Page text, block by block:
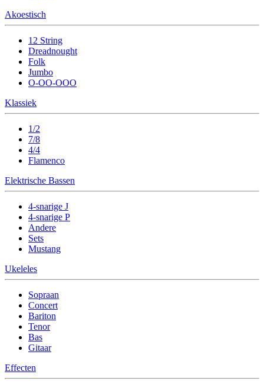
Akoestisch
12 String
Dreadnought
Folk
Jumbo
O-OO-OOO
Klassiek
1/2
7/8
4/4
Flamenco
Elektrische Bassen
4-snarige J
4-snarige P
Andere
Sets
Mustang
Ukeleles
Sopraan
Concert
Bariton
Tenor
Bas
Gitaar
Effecten